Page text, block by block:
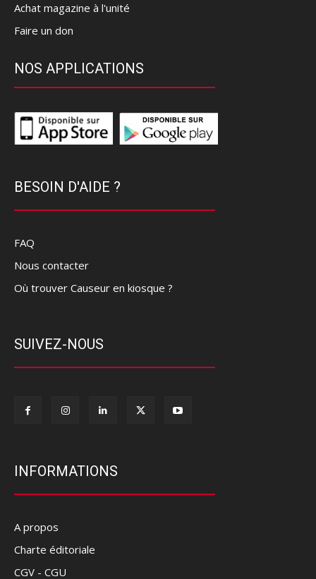
Achat magazine à l'unité
Faire un don
NOS APPLICATIONS
BESOIN D'AIDE ?
FAQ
Nous contacter
Où trouver Causeur en kiosque ?
SUIVEZ-NOUS
INFORMATIONS
A propos
Charte éditoriale
CGV - CGU